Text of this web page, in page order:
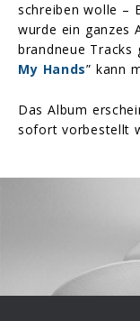
schreiben wolle –
wurde ein ganzes
brandneue Tracks
My Hands” kann
Das Album
sofort vorbestellt